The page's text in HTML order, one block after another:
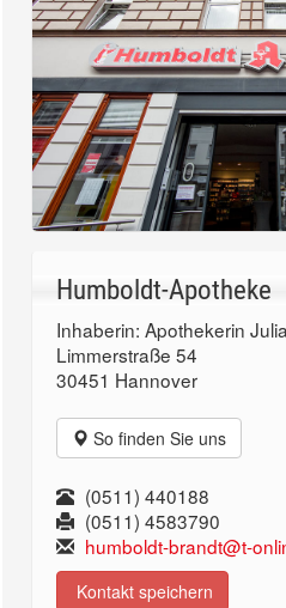
Humboldt-Apotheke
Inhaberin: Apothekerin
Limmerstraße 54
30451 Hannover
So finden Sie uns
(0511) 440188
(0511) 4583790
humboldt-brandt@t-
Kontakt speichern